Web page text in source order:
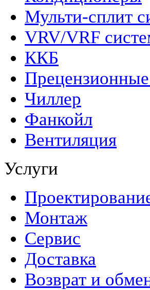
Мульти-сплит
VRV/VRF
ККБ
Чиллер
Фанкойл
Вентиляция
Услуги
Монтаж
Сервис
Доставка
Возврат и